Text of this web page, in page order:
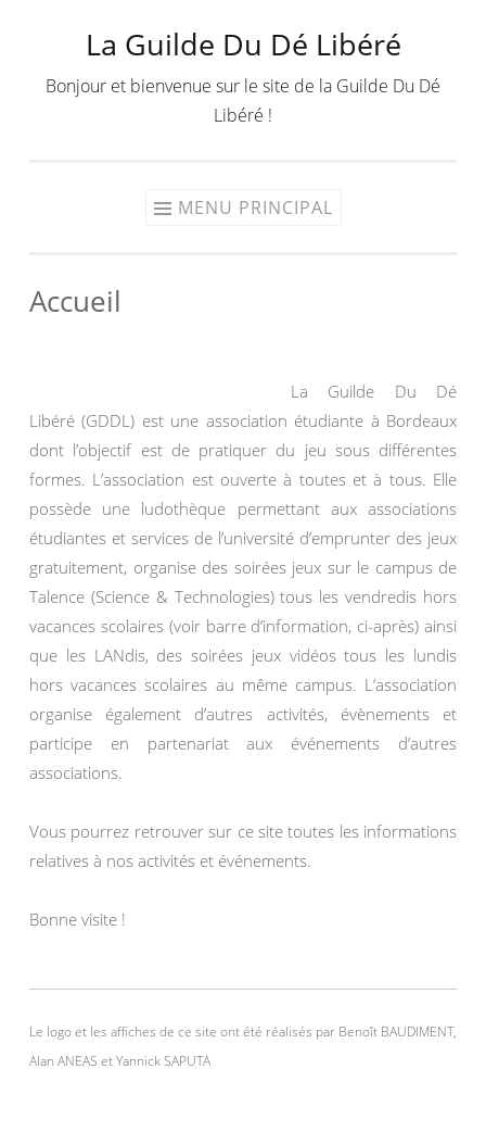
contenu
La Guilde Du Dé Libéré
Bonjour et bienvenue sur le site de la Guilde Du Dé
Libéré !
MENU PRINCIPAL
Accueil
La Guilde Du Dé
Libéré (GDDL) est une association étudiante à Bordeaux
dont l’objectif est de pratiquer du jeu sous différentes
formes. L’association est ouverte à toutes et à tous. Elle
possède une ludothèque permettant aux associations
étudiantes et services de l’université d’emprunter des jeux
gratuitement, organise des soirées jeux sur le campus de
Talence (Science & Technologies) tous les vendredis hors
vacances scolaires (voir barre d’information, ci-après) ainsi
que les LANdis, des soirées jeux vidéos tous les lundis
hors vacances scolaires au même campus. L’association
organise également d’autres activités, évènements et
participe en partenariat aux événements d’autres
associations.
Vous pourrez retrouver sur ce site toutes les informations
relatives à nos activités et événements.
Bonne visite !
Le logo et les affiches de ce site ont été réalisés par Benoît BAUDIMENT,
Alan ANEAS et Yannick SAPUTA